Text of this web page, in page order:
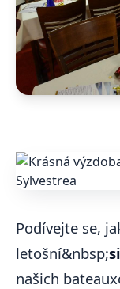
Podívejte se,
letošní&nbsp;
našich